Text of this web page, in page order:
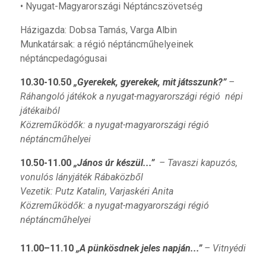
• Nyugat-Magyarországi Néptáncszövetség
Házigazda: Dobsa Tamás, Varga Albin
Munkatársak: a régió néptáncműhelyeinek
néptáncpedagógusai
10.30-10.50 „Gyerekek, gyerekek, mit játsszunk?”–
Ráhangoló játékok a nyugat-magyarországi régió népi
játékaiból
Közreműködők: a nyugat-magyarországi régió
néptáncműhelyei
10.50-11.00 „János úr készül...”– Tavaszi kapuzós,
vonulós lányjáték Rábaközből
Vezetik: Putz Katalin, Varjaskéri Anita
Közreműködők: a nyugat-magyarországi régió
néptáncműhelyei
11.00–11.10 „A pünkösdnek jeles napján...”– Vitnyédi